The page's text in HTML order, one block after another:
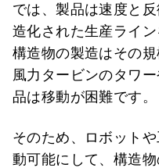
では、製品は速度と
造化された生産ライ
構造物の製造はその規
風力タービンのタワ
品は移動が困難です。
そのため、ロボット
動可能にして、構造